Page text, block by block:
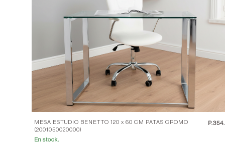
MESA ESTUDIO BENETTO 120 x 60 CM PATAS CROMO
(2001050020000)
P.354.
En stock.